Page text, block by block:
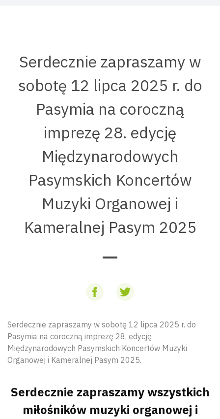
Serdecznie zapraszamy w
sobotę 12 lipca 2025 r. do
Pasymia na coroczną
imprezę 28. edycję
Międzynarodowych
Pasymskich Koncertów
Muzyki Organowej i
Kameralnej Pasym 2025
Serdecznie zapraszamy w sobotę 12 lipca 2025 r. do
Pasymia na coroczną imprezę 28. edycję
Międzynarodowych Pasymskich Koncertów Muzyki
Organowej i Kameralnej Pasym 2025.
Serdecznie zapraszamy wszystkich
miłośników muzyki organowej i